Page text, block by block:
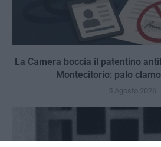
La Camera boccia il patentino
Montecitorio: palo
5 Agosto 2026